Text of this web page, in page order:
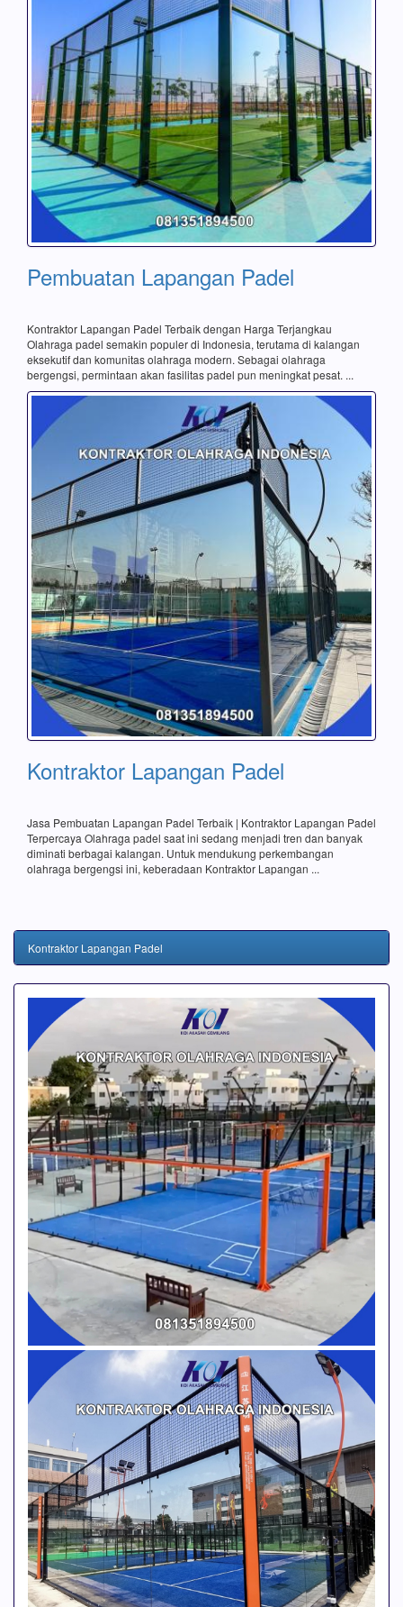
Pembuatan Lapangan Padel
Kontraktor Lapangan Padel Terbaik dengan Harga Terjangkau
Olahraga padel semakin populer di Indonesia, terutama di kalangan
eksekutif dan komunitas olahraga modern. Sebagai olahraga
bergengsi, permintaan akan fasilitas padel pun meningkat pesat. ...
Kontraktor Lapangan Padel
Jasa Pembuatan Lapangan Padel Terbaik | Kontraktor Lapangan Padel
Terpercaya Olahraga padel saat ini sedang menjadi tren dan banyak
diminati berbagai kalangan. Untuk mendukung perkembangan
olahraga bergengsi ini, keberadaan Kontraktor Lapangan ...
Kontraktor Lapangan Padel